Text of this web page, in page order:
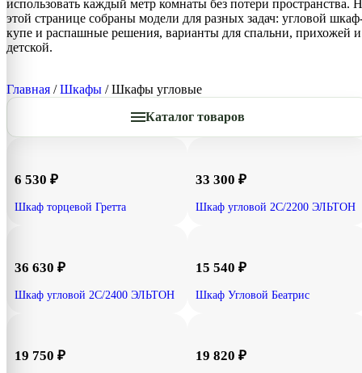
использовать каждый метр комнаты без потери пространства.
этой странице собраны модели для разных задач: угловой
купе и распашные решения, варианты для спальни, прихожей и
детской.
Главная /Шкафы / Шкафы угловые
Каталог товаров
6 530 ₽
Шкаф торцевой Гретта
33 300 ₽
Шкаф угловой 2С/2200 ЭЛЬТОН
36 630 ₽
Шкаф угловой 2С/2400 ЭЛЬТОН
15 540 ₽
Шкаф Угловой Беатрис
19 750 ₽ 19 820 ₽